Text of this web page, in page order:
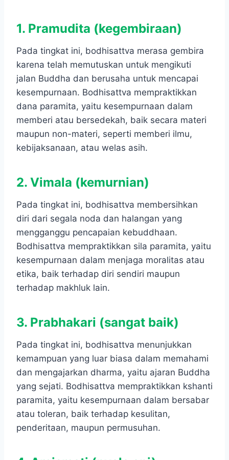
1. Pramudita (kegembiraan)
Pada tingkat ini, bodhisattva merasa gembira
karena telah memutuskan untuk mengikuti
jalan Buddha dan berusaha untuk mencapai
kesempurnaan. Bodhisattva mempraktikkan
dana paramita, yaitu kesempurnaan dalam
memberi atau bersedekah, baik secara materi
maupun non-materi, seperti memberi ilmu,
kebijaksanaan, atau welas asih.
2. Vimala (kemurnian)
Pada tingkat ini, bodhisattva membersihkan
diri dari segala noda dan halangan yang
mengganggu pencapaian kebuddhaan.
Bodhisattva mempraktikkan sila paramita, yaitu
kesempurnaan dalam menjaga moralitas atau
etika, baik terhadap diri sendiri maupun
terhadap makhluk lain.
3. Prabhakari (sangat baik)
Pada tingkat ini, bodhisattva menunjukkan
kemampuan yang luar biasa dalam memahami
dan mengajarkan dharma, yaitu ajaran Buddha
yang sejati. Bodhisattva mempraktikkan kshanti
paramita, yaitu kesempurnaan dalam bersabar
atau toleran, baik terhadap kesulitan,
penderitaan, maupun permusuhan.